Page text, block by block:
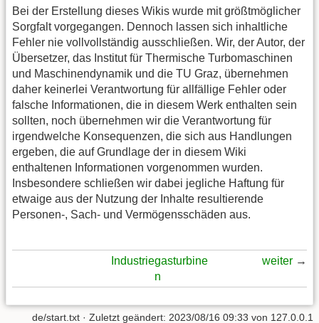
Bei der Erstellung dieses Wikis wurde mit größtmöglicher
Sorgfalt vorgegangen. Dennoch lassen sich inhaltliche
Fehler nie vollvollständig ausschließen. Wir, der Autor, der
Übersetzer, das Institut für Thermische Turbomaschinen
und Maschinendynamik und die TU Graz, übernehmen
daher keinerlei Verantwortung für allfällige Fehler oder
falsche Informationen, die in diesem Werk enthalten sein
sollten, noch übernehmen wir die Verantwortung für
irgendwelche Konsequenzen, die sich aus Handlungen
ergeben, die auf Grundlage der in diesem Wiki
enthaltenen Informationen vorgenommen wurden.
Insbesondere schließen wir dabei jegliche Haftung für
etwaige aus der Nutzung der Inhalte resultierende
Personen-, Sach- und Vermögensschäden aus.
Industriegasturbine
n
weiter →
de/start.txt · Zuletzt geändert: 2023/08/16 09:33 von 127.0.0.1